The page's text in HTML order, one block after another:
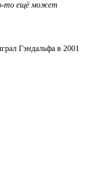
то ещё может
Гэндальфа в 2001